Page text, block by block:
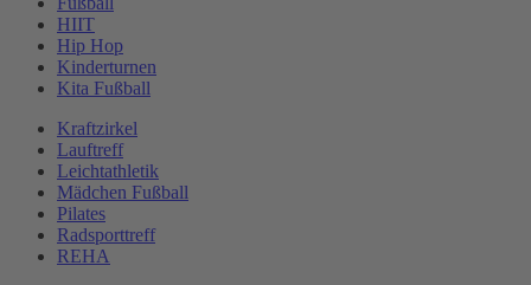
HIIT
Hip Hop
Kinderturnen
Kita Fußball
Kraftzirkel
Lauftreff
Leichtathletik
Mädchen Fußball
Pilates
Radsporttreff
REHA